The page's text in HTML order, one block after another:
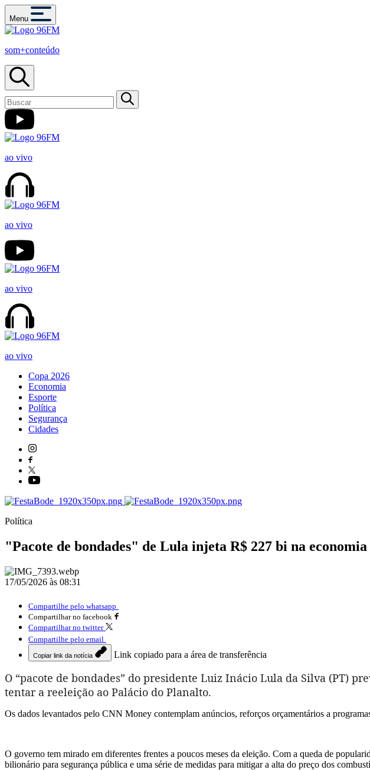
Menu
som+conteúdo
ao vivo
ao vivo
ao vivo
ao vivo
Copa 2026
Economia
Esporte
Política
Segurança
Cidades
Política
"Pacote de bondades" de Lula injeta R$ 227 bi na
17/05/2026 às 08:31
Compartilhe pelo whatsapp
Compartilhar no facebook
Compartilhar no twitter
Compartilhe pelo email
Copiar link da notícia Link copiado para a área de transferência
O “pacote de bondades” do presidente Luiz Inácio Lula da Silva (PT)
tentar a reeleição ao Palácio do Planalto.
Os dados levantados pelo CNN Money contemplam anúncios, reforços orçamentários a
O governo tem mirado em diferentes frentes a poucos meses da eleição. Com a queda de
bilionário para segurança pública e uma série de medidas para mitigar a alta do preço dos